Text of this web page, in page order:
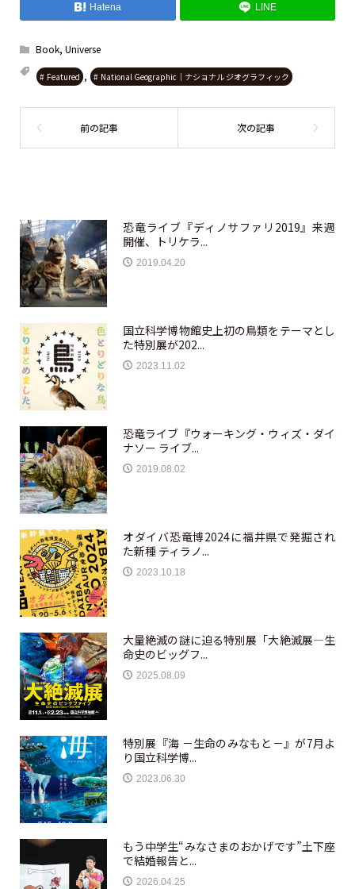
Hatena LINE
Book, Universe
Featured , National Geographic｜ナショナル ジオグラフィック
恐竜ライブ『ディノサファリ2019』来週
開催、トリケラ...
2019.04.20
国立科学博物館史上初の鳥類をテーマとし
た特別展が202...
2023.11.02
恐竜ライブ『ウォーキング・ウィズ・ダイ
ナソー ライブ...
2019.08.02
オダイバ恐竜博2024に福井県で発掘され
た新種 ティラノ...
2023.10.18
大量絶滅の謎に迫る特別展「大絶滅展—生
命史のビッグフ...
2025.08.09
特別展『海 －生命のみなもと－』が7月よ
り国立科学博...
2023.06.30
もう中学生“みなさまのおかげです”土下座
で結婚報告と...
2026.04.25